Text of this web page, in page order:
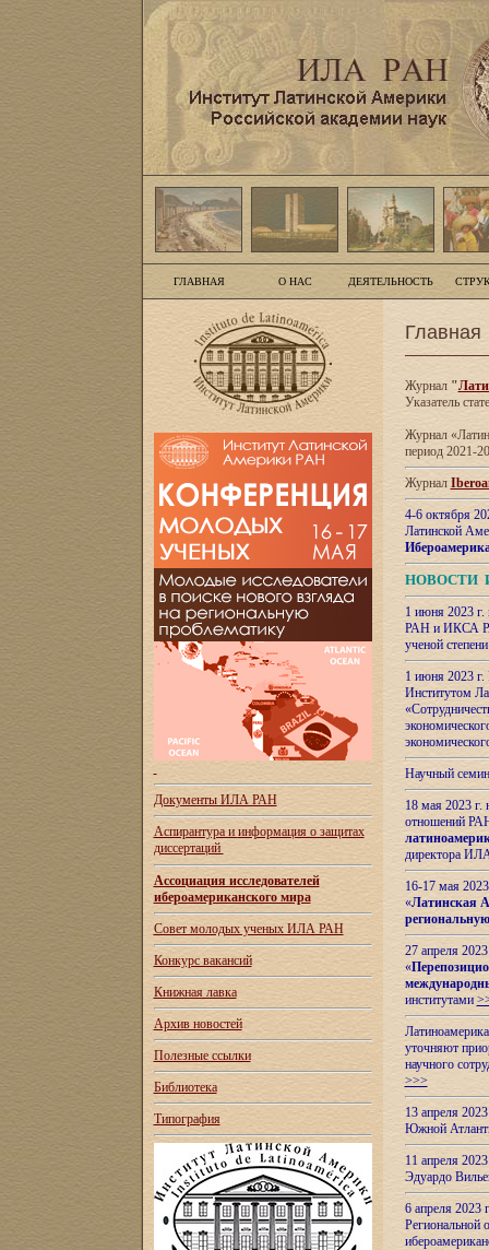
ГЛАВНАЯ О НАС ДЕЯТЕЛЬНОСТЬ
Документы ИЛА РАН
Аспирантура и информация о защитах
диссертаций
Ассоциация исследователей
ибероамериканского мира
Совет молодых ученых ИЛА РАН
Конкурс вакансий
Книжная лавка
Архив новостей
Полезные ссылки
Библиотека
Типография
Главная
Журнал"
Указатель
Журнал
период 2021-
Журнал
4-6 октября
Латинской
НОВОСТИ
1 июня 2023
РАН и ИКСА
ученой
1 июня 2023
Институтом
Научный
18 мая 2023
отношений
директора
16-17 мая
«Латинская
27 апреля
«
институтами
уточняют
научного
>>>
13 апреля
Южной
11 апреля
Эдуардо
6 апреля
Региональной